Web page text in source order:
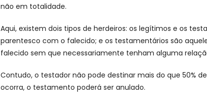
não em totalidade.
Aqui, existem dois tipos de herdeiros: os legítimos e os
parentesco com o falecido; e os testamentários são
falecido sem que necessariamente tenham alguma
Contudo, o testador não pode destinar mais do que 50%
ocorra, o testamento poderá ser anulado.